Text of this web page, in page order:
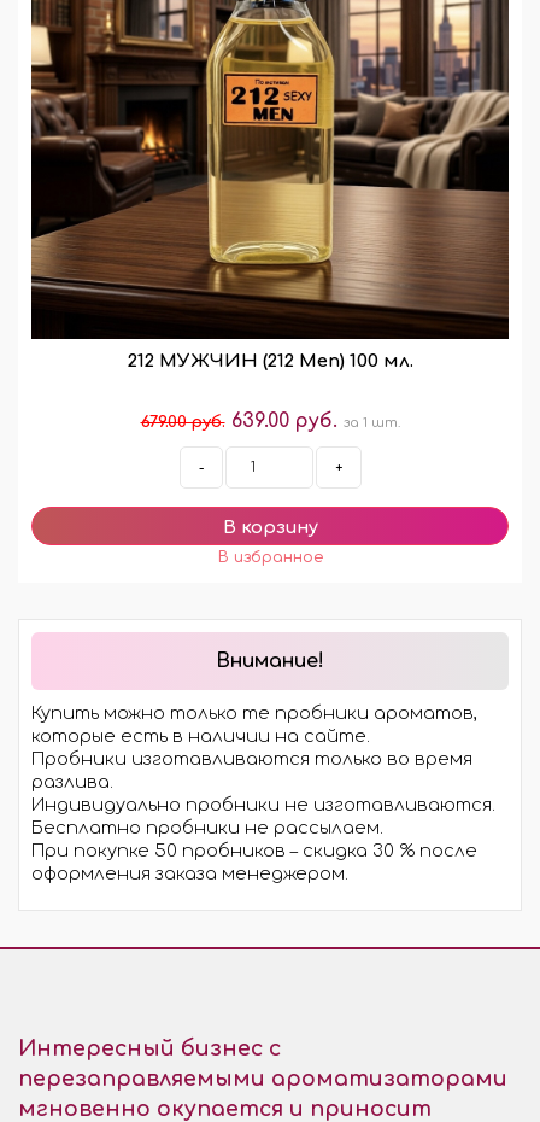
212 МУЖЧИН (212 Men) 100 мл.
679.00 руб. 639.00 руб. за 1 шт.
- +
Внимание!
Купить можно только те пробники ароматов,
которые есть в наличии на сайте.
Пробники изготавливаются только во время
разлива.
Индивидуально пробники не изготавливаются.
Бесплатно пробники не рассылаем.
При покупке 50 пробников – скидка 30 % после
оформления заказа менеджером.
Интересный бизнес с
перезаправляемыми ароматизаторами
мгновенно окупается и приносит